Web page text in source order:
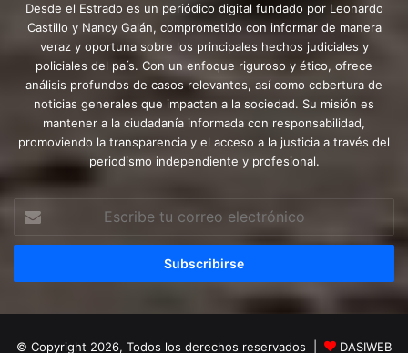
Desde el Estrado es un periódico digital fundado por Leonardo
Castillo y Nancy Galán, comprometido con informar de manera
veraz y oportuna sobre los principales hechos judiciales y
policiales del país. Con un enfoque riguroso y ético, ofrece
análisis profundos de casos relevantes, así como cobertura de
noticias generales que impactan a la sociedad. Su misión es
mantener a la ciudadanía informada con responsabilidad,
promoviendo la transparencia y el acceso a la justicia a través del
periodismo independiente y profesional.
correo
© Copyright 2026, Todos los derechos reservados | DASIWEB